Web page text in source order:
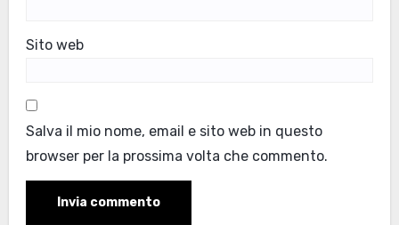
Sito web
Salva il mio nome, email e sito web in questo
browser per la prossima volta che commento.